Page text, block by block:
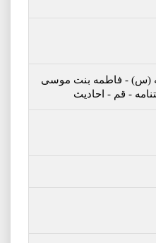
(س) - فاطمه بنت موسی
- قم - احادیث